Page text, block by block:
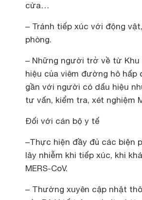
cửa…
– Tránh tiếp xúc với động
phòng.
– Những người trở về từ Khu
hiệu của viêm đường hô hấp
gần với người có dấu hiệu
tư vấn, kiểm tra, xét nghiệm
Đối với cán bộ y tế
–Thực hiện đầy đủ các biện
lây nhiễm khi tiếp xúc, khi
MERS-CoV.
– Thường xuyên cập nhật